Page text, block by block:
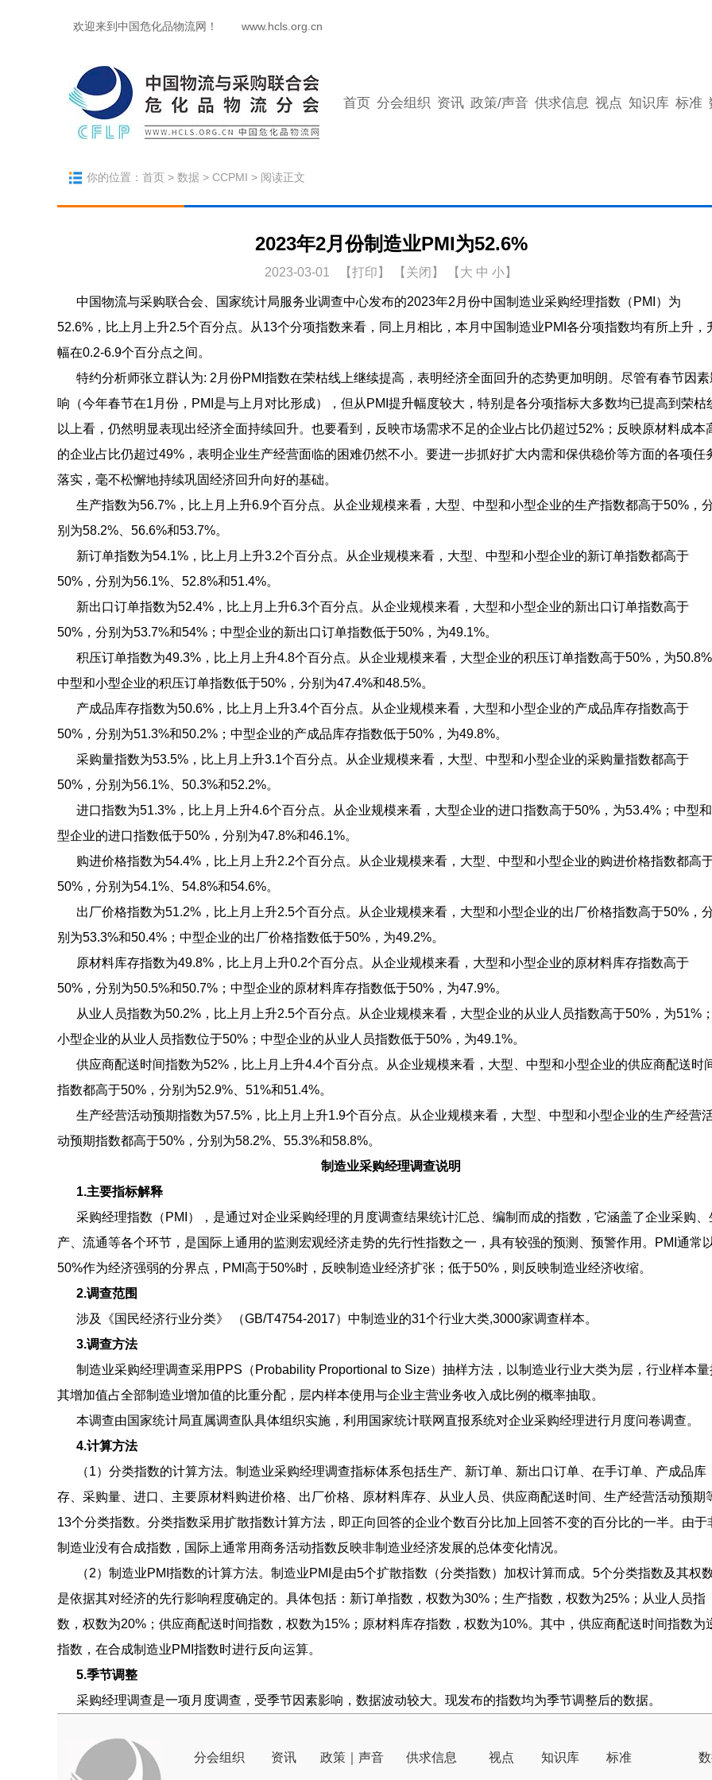
欢迎来到中国危化品物流网！ www.hcls.org.cn
首页 分会组织 资讯 政策/声音 供求信息 视点 知识库 标准
你的位置： 首页 > 数据 > CCPMI > 阅读正文
2023年2月份制造业PMI为52.6%
2023-03-01 【打印 】 【关闭】 【 大 中 小】
中国物流与采购联合会、国家统计局服务业调查中心发布的2023年2月份中国制造业采购经理指数（PMI）为
52.6%，比上月上升2.5个百分点。从13个分项指数来看，同上月相比，本月中国制造业PMI各分项指数均有所上升，
幅在0.2-6.9个百分点之间。
特约分析师张立群认为: 2月份PMI指数在荣枯线上继续提高，表明经济全面回升的态势更加明朗。尽管有春节因素
响（今年春节在1月份，PMI是与上月对比形成），但从PMI提升幅度较大，特别是各分项指标大多数均已提高到荣枯
以上看，仍然明显表现出经济全面持续回升。也要看到，反映市场需求不足的企业占比仍超过52%；反映原材料成本
的企业占比仍超过49%，表明企业生产经营面临的困难仍然不小。要进一步抓好扩大内需和保供稳价等方面的各项任
落实，毫不松懈地持续巩固经济回升向好的基础。
生产指数为56.7%，比上月上升6.9个百分点。从企业规模来看，大型、中型和小型企业的生产指数都高于50%，
别为58.2%、56.6%和53.7%。
新订单指数为54.1%，比上月上升3.2个百分点。从企业规模来看，大型、中型和小型企业的新订单指数都高于
50%，分别为56.1%、52.8%和51.4%。
新出口订单指数为52.4%，比上月上升6.3个百分点。从企业规模来看，大型和小型企业的新出口订单指数高于
50%，分别为53.7%和54%；中型企业的新出口订单指数低于50%，为49.1%。
积压订单指数为49.3%，比上月上升4.8个百分点。从企业规模来看，大型企业的积压订单指数高于50%，为50.8%
中型和小型企业的积压订单指数低于50%，分别为47.4%和48.5%。
产成品库存指数为50.6%，比上月上升3.4个百分点。从企业规模来看，大型和小型企业的产成品库存指数高于
50%，分别为51.3%和50.2%；中型企业的产成品库存指数低于50%，为49.8%。
采购量指数为53.5%，比上月上升3.1个百分点。从企业规模来看，大型、中型和小型企业的采购量指数都高于
50%，分别为56.1%、50.3%和52.2%。
进口指数为51.3%，比上月上升4.6个百分点。从企业规模来看，大型企业的进口指数高于50%，为53.4%；中型
型企业的进口指数低于50%，分别为47.8%和46.1%。
购进价格指数为54.4%，比上月上升2.2个百分点。从企业规模来看，大型、中型和小型企业的购进价格指数都高
50%，分别为54.1%、54.8%和54.6%。
出厂价格指数为51.2%，比上月上升2.5个百分点。从企业规模来看，大型和小型企业的出厂价格指数高于50%，
别为53.3%和50.4%；中型企业的出厂价格指数低于50%，为49.2%。
原材料库存指数为49.8%，比上月上升0.2个百分点。从企业规模来看，大型和小型企业的原材料库存指数高于
50%，分别为50.5%和50.7%；中型企业的原材料库存指数低于50%，为47.9%。
从业人员指数为50.2%，比上月上升2.5个百分点。从企业规模来看，大型企业的从业人员指数高于50%，为51%；
小型企业的从业人员指数位于50%；中型企业的从业人员指数低于50%，为49.1%。
供应商配送时间指数为52%，比上月上升4.4个百分点。从企业规模来看，大型、中型和小型企业的供应商配送时
指数都高于50%，分别为52.9%、51%和51.4%。
生产经营活动预期指数为57.5%，比上月上升1.9个百分点。从企业规模来看，大型、中型和小型企业的生产经营
动预期指数都高于50%，分别为58.2%、55.3%和58.8%。
制造业采购经理调查说明
1.主要指标解释
采购经理指数（PMI），是通过对企业采购经理的月度调查结果统计汇总、编制而成的指数，它涵盖了企业采购、
产、流通等各个环节，是国际上通用的监测宏观经济走势的先行性指数之一，具有较强的预测、预警作用。PMI通常
50%作为经济强弱的分界点，PMI高于50%时，反映制造业经济扩张；低于50%，则反映制造业经济收缩。
2.调查范围
涉及《国民经济行业分类》 （GB/T4754-2017）中制造业的31个行业大类,3000家调查样本。
3.调查方法
制造业采购经理调查采用PPS（Probability Proportional to Size）抽样方法，以制造业行业大类为层，行业样本量
其增加值占全部制造业增加值的比重分配，层内样本使用与企业主营业务收入成比例的概率抽取。
本调查由国家统计局直属调查队具体组织实施，利用国家统计联网直报系统对企业采购经理进行月度问卷调查。
4.计算方法
（1）分类指数的计算方法。制造业采购经理调查指标体系包括生产、新订单、新出口订单、在手订单、产成品库
存、采购量、进口、主要原材料购进价格、出厂价格、原材料库存、从业人员、供应商配送时间、生产经营活动预期
13个分类指数。分类指数采用扩散指数计算方法，即正向回答的企业个数百分比加上回答不变的百分比的一半。由于
制造业没有合成指数，国际上通常用商务活动指数反映非制造业经济发展的总体变化情况。
（2）制造业PMI指数的计算方法。制造业PMI是由5个扩散指数（分类指数）加权计算而成。5个分类指数及其权
是依据其对经济的先行影响程度确定的。具体包括：新订单指数，权数为30%；生产指数，权数为25%；从业人员指
数，权数为20%；供应商配送时间指数，权数为15%；原材料库存指数，权数为10%。其中，供应商配送时间指数为
指数，在合成制造业PMI指数时进行反向运算。
5.季节调整
采购经理调查是一项月度调查，受季节因素影响，数据波动较大。现发布的指数均为季节调整后的数据。
分会组织 资讯 政策｜声音 供求信息 视点 知识库 标准